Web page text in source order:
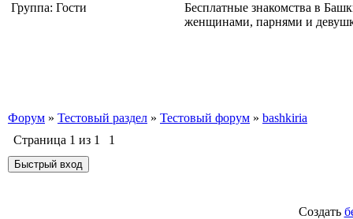
Группа: Гости
Бесплатные знакомства в
женщинами, парнями и
Форум » Тестовый раздел » Тестовый форум » bashkiria
Страница 1 из 1 1
Создать